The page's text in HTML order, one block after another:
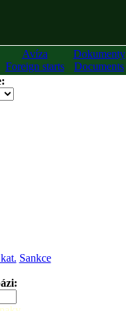
Avíza
Foreign starts
Dokumenty
Documents
Sankce